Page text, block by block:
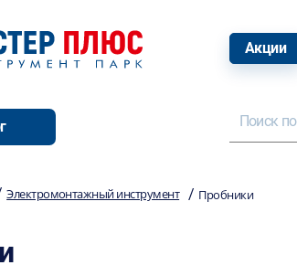
Акции
Электромонтажный инструмент / Пробники